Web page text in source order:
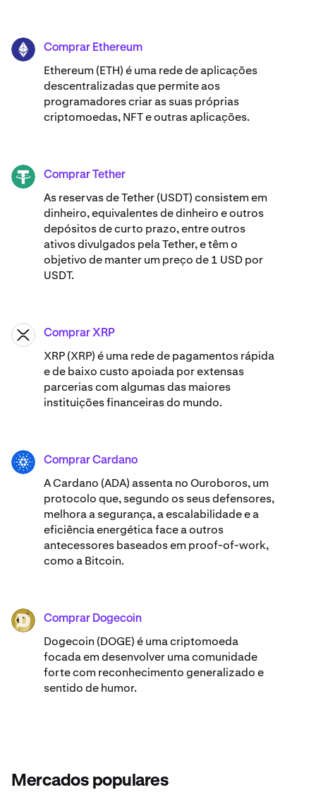
ETH Comprar Ethereum
Ethereum (ETH) é uma rede de aplicações
descentralizadas que permite aos
programadores criar as suas próprias
criptomoedas, NFT e outras aplicações.
USDT Comprar Tether
As reservas de Tether (USDT) consistem em
dinheiro, equivalentes de dinheiro e outros
depósitos de curto prazo, entre outros
ativos divulgados pela Tether, e têm o
objetivo de manter um preço de 1 USD por
USDT.
XRP Comprar XRP
XRP (XRP) é uma rede de pagamentos rápida
e de baixo custo apoiada por extensas
parcerias com algumas das maiores
instituições financeiras do mundo.
ADA Comprar Cardano
A Cardano (ADA) ​assenta no Ouroboros, um
protocolo que, segundo os seus defensores,
melhora a segurança, a escalabilidade e a
eficiência energética face a outros
antecessores baseados em proof-of-work,
como a Bitcoin.
DOGE Comprar Dogecoin
Dogecoin (DOGE) é uma criptomoeda
focada em desenvolver uma comunidade
forte com reconhecimento generalizado e
sentido de humor.
Mercados populares